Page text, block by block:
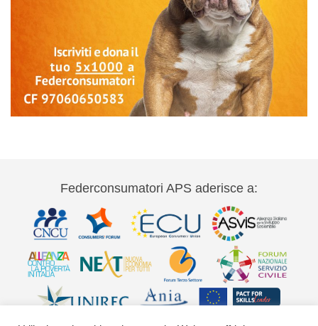
Federconsumatori APS aderisce a: